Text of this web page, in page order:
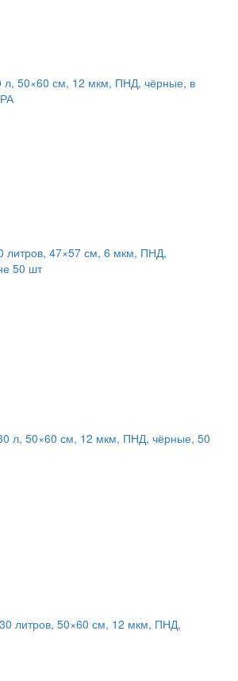
50×60 см, 12 мкм, ПНД, чёрные, в
литров, 47×57 см, 6 мкм, ПНД,
50 шт
л, 50×60 см, 12 мкм, ПНД, чёрные, 50
литров, 50×60 см, 12 мкм, ПНД,